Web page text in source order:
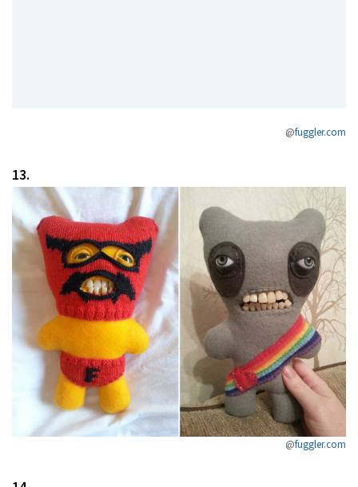
@fuggler.com
13.
@fuggler.com